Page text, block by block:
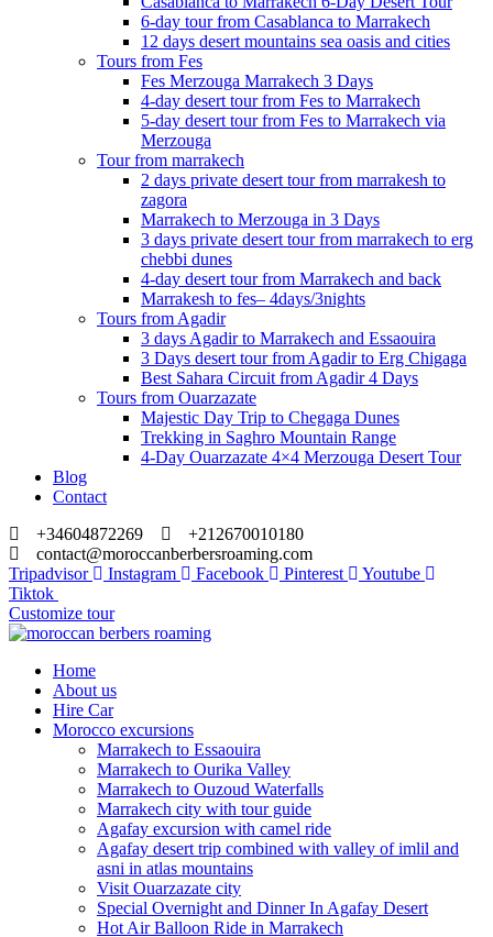
6-day tour from Casablanca to Marrakech
12 days desert mountains sea oasis and cities
Tours from Fes
Fes Merzouga Marrakech 3 Days
4-day desert tour from Fes to Marrakech
5-day desert tour from Fes to Marrakech via
Merzouga
Tour from marrakech
2 days private desert tour from marrakesh to
zagora
Marrakech to Merzouga in 3 Days
3 days private desert tour from marrakech to erg
chebbi dunes
4-day desert tour from Marrakech and back
Marrakesh to fes– 4days/3nights
Tours from Agadir
3 days Agadir to Marrakech and Essaouira
3 Days desert tour from Agadir to Erg Chigaga
Best Sahara Circuit from Agadir 4 Days
Tours from Ouarzazate
Majestic Day Trip to Chegaga Dunes
Trekking in Saghro Mountain Range
4-Day Ouarzazate 4×4 Merzouga Desert Tour
Blog
Contact
+34604872269
+212670010180
contact@moroccanberbersroaming.com
Tripadvisor
Instagram Facebook Pinterest
Youtube
Tiktok
Customize tour
Home
About us
Hire Car
Morocco excursions
Marrakech to Essaouira
Marrakech to Ourika Valley
Marrakech to Ouzoud Waterfalls
Marrakech city with tour guide
Agafay excursion with camel ride
Agafay desert trip combined with valley of imlil and
asni in atlas mountains
Visit Ouarzazate city
Special Overnight and Dinner In Agafay Desert
Hot Air Balloon Ride in Marrakech